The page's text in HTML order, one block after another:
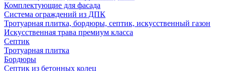
Комплектующие для фасада
Система ограждений из ДПК
Тротуарная плитка, бордюры, септик, искусственный газон
Искусственная трава премиум класса
Септик
Тротуарная плитка
Бордюры
Септик из бетонных колец